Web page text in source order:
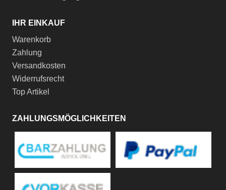
IHR EINKAUF
Warenkorb
Zahlung
Versandkosten
Widerrufsrecht
Top Artikel
ZAHLUNGSMÖGLICHKEITEN